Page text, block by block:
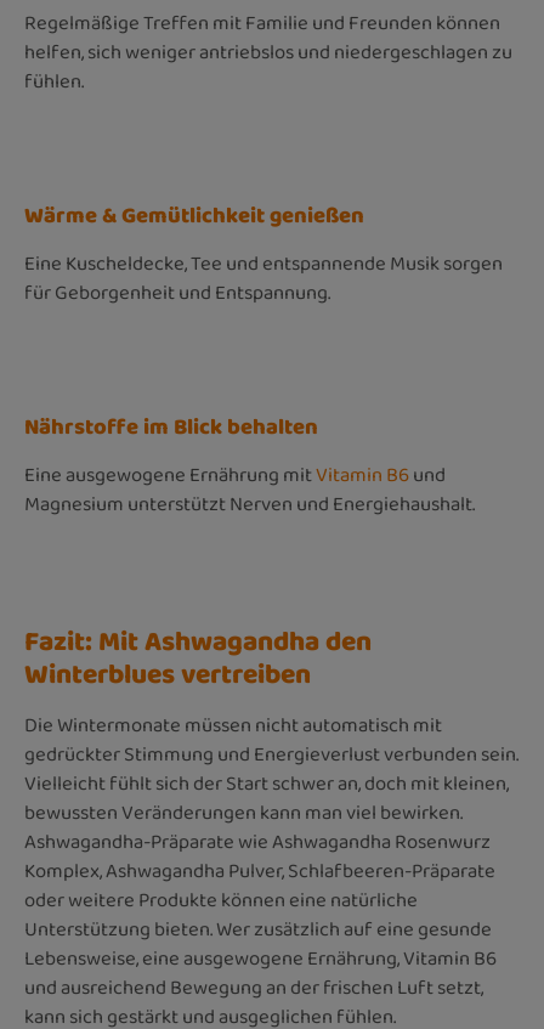
Regelmäßige Treffen mit Familie und Freunden können
helfen, sich weniger antriebslos und niedergeschlagen zu
fühlen.
Wärme & Gemütlichkeit genießen
Eine Kuscheldecke, Tee und entspannende Musik sorgen
für Geborgenheit und Entspannung.
Nährstoffe im Blick behalten
Eine ausgewogene Ernährung mitVitamin B6und
Magnesium unterstützt Nerven und Energiehaushalt.
Fazit: Mit Ashwagandha den
Winterblues vertreiben
Die Wintermonate müssen nicht automatisch mit
gedrückter Stimmung und Energieverlust verbunden sein.
Vielleicht fühlt sich der Start schwer an, doch mit kleinen,
bewussten Veränderungen kann man viel bewirken.
Ashwagandha-Präparate wie Ashwagandha Rosenwurz
Komplex, Ashwagandha Pulver, Schlafbeeren-Präparate
oder weitere Produkte können eine natürliche
Unterstützung bieten. Wer zusätzlich auf eine gesunde
Lebensweise, eine ausgewogene Ernährung, Vitamin B6
und ausreichend Bewegung an der frischen Luft setzt,
kann sich gestärkt und ausgeglichen fühlen.